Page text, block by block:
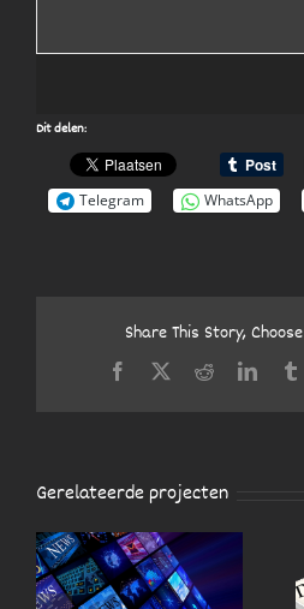
Dit delen:
Telegram
WhatsApp
Share This Story,
Facebook
X Reddit
Gerelateerde projecten